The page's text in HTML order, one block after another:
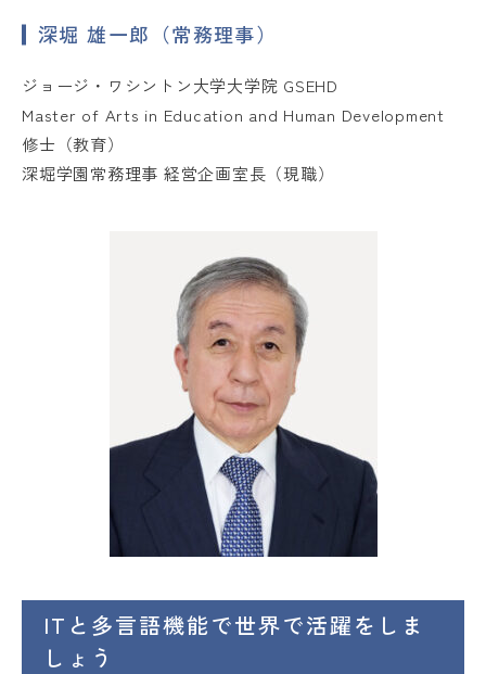
深堀 雄一郎（常務理事）
ジョージ・ワシントン大学大学院 GSEHD
Master of Arts in Education and Human Development
修士（教育）
深堀学園常務理事 経営企画室長（現職）
ITと多言語機能で世界で活躍をしま
しょう